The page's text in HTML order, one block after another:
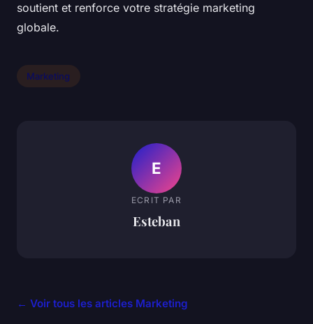
soutient et renforce votre stratégie marketing
globale.
Marketing
E
ECRIT PAR
Esteban
← Voir tous les articles Marketing